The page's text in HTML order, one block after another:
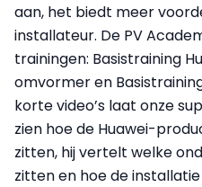
aan, het biedt meer
installateur. De PV
trainingen: Basistraining
omvormer en
korte video’s laat onze
zien hoe de Huawei-
zitten, hij vertelt welke
zitten en hoe de